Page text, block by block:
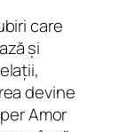
care
și
devine
Amor